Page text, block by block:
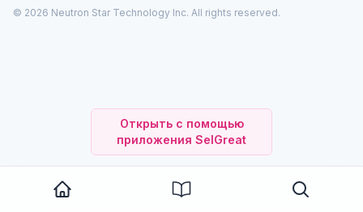
Открыть с помощью
приложения SelGreat
© 2026 Neutron Star Technology Inc. All rights reserved.